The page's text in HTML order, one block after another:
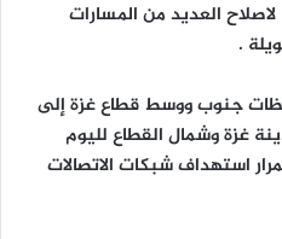
العديد من المسارات
.
جنوب ووسط قطاع غزة إلى
غزة وشمال القطاع لليوم
استهداف شبكات الاتصالات